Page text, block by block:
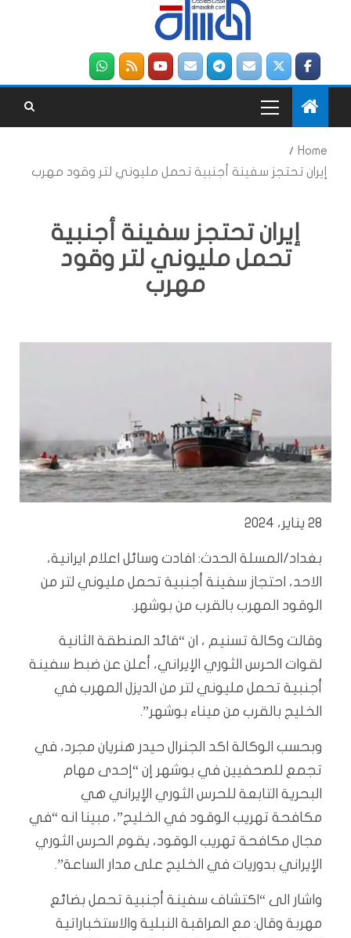
Home
إيران تحتجز سفينة أجنبية تحمل مليوني لتر وقود مهرب
إيران تحتجز سفينة أجنبية
تحمل مليوني لتر وقود
مهرب
28 يناير، 2024
بغداد/المسلة الحدث: افادت وسائل اعلام ايرانية،
الاحد، احتجاز سفينة أجنبية تحمل مليوني لتر من
الوقود المهرب بالقرب من بوشهر.
وقالت وكالة تسنيم ، ان “قائد المنطقة الثانية
لقوات الحرس الثوري الإيراني، أعلن عن ضبط سفينة
أجنبية تحمل مليوني لتر من الديزل المهرب في
الخليج بالقرب من ميناء بوشهر”.
وبحسب الوكالة اكد الجنرال حيدر هنريان مجرد، في
تجمع للصحفيين في بوشهر إن “إحدى مهام
البحرية التابعة للحرس الثوري الإيراني هي
مكافحة تهريب الوقود في الخليج”، مبينا انه “في
مجال مكافحة تهريب الوقود، يقوم الحرس الثوري
الإيراني بدوريات في الخليج على مدار الساعة”.
واشار الى “اكتشاف سفينة أجنبية تحمل بضائع
مهربة وقال: مع المراقبة النبلية والاستخباراتية